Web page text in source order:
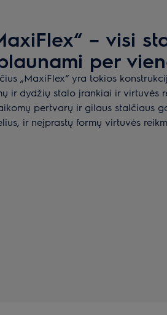
– visi
per
„MaxiFlex“ yra tokios
ir dydžių stalo įrankiai ir virtuvės
pertvarų ir gilaus stalčiaus
ir neįprastų formų virtuvės